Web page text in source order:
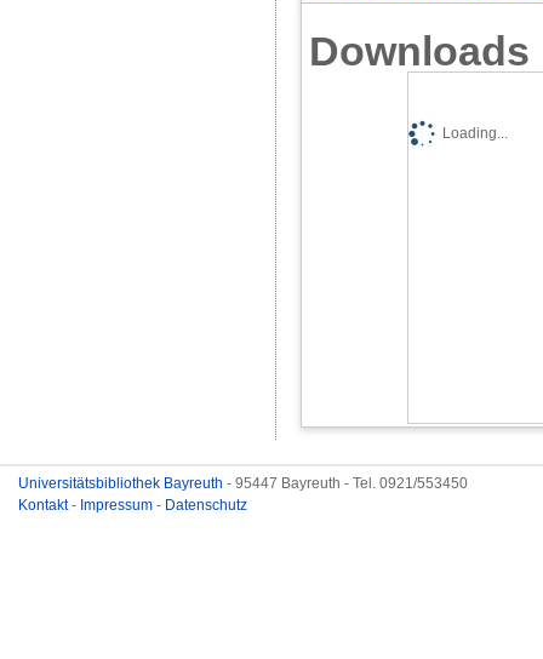
Downloads
Loading...
Universitätsbibliothek Bayreuth - 95447 Bayreuth - Tel. 0921/553450
Kontakt- Impressum - Datenschutz